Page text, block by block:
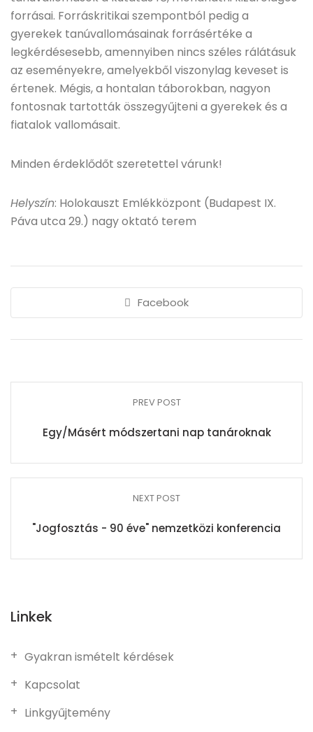
forrásai. Forráskritikai szempontból pedig a
gyerekek tanúvallomásainak forrásértéke a
legkérdésesebb, amennyiben nincs széles rálátásuk
az eseményekre, amelyekből viszonylag keveset is
értenek. Mégis, a hontalan táborokban, nagyon
fontosnak tartották összegyűjteni a gyerekek és a
fiatalok vallomásait.
Minden érdeklődőt szeretettel várunk!
Helyszín: Holokauszt Emlékközpont (Budapest IX.
Páva utca 29.) nagy oktató terem
Facebook
PREV POST
Egy/Másért módszertani nap tanároknak
NEXT POST
"Jogfosztás - 90 éve" nemzetközi konferencia
Linkek
Gyakran ismételt kérdések
Kapcsolat
Linkgyűjtemény